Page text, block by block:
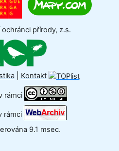
přírody, z.s.
| Kontakt
rámci
rámci
9.1 msec.